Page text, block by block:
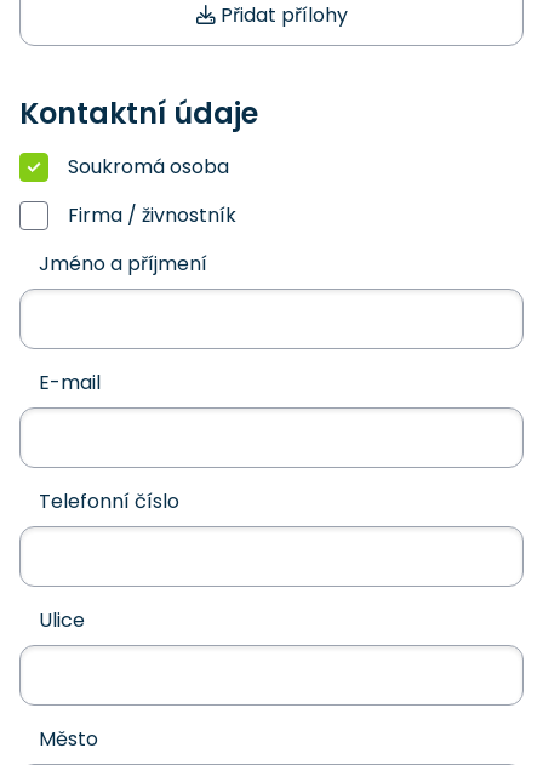
Přidat přílohy
Kontaktní údaje
Soukromá osoba
Firma / živnostník
Jméno a příjmení
E-mail
Telefonní číslo
Ulice
Město